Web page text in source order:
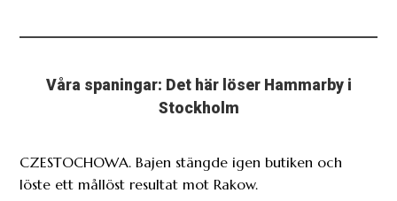
Våra spaningar: Det här löser Hammarby i
Stockholm
CZESTOCHOWA. Bajen stängde igen butiken och
löste ett mållöst resultat mot Rakow.